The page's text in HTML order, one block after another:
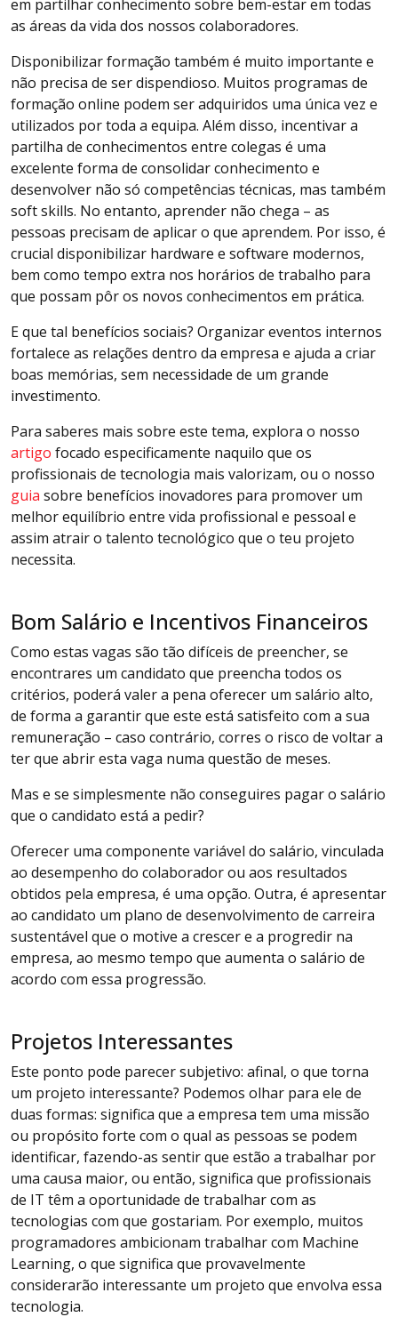
em partilhar conhecimento sobre bem-estar em todas
as áreas da vida dos nossos colaboradores.
Disponibilizar formação também é muito importante e
não precisa de ser dispendioso. Muitos programas de
formação online podem ser adquiridos uma única vez e
utilizados por toda a equipa. Além disso, incentivar a
partilha de conhecimentos entre colegas é uma
excelente forma de consolidar conhecimento e
desenvolver não só competências técnicas, mas também
soft skills. No entanto, aprender não chega – as
pessoas precisam de aplicar o que aprendem. Por isso, é
crucial disponibilizar hardware e software modernos,
bem como tempo extra nos horários de trabalho para
que possam pôr os novos conhecimentos em prática.
E que tal benefícios sociais? Organizar eventos internos
fortalece as relações dentro da empresa e ajuda a criar
boas memórias, sem necessidade de um grande
investimento.
Para saberes mais sobre este tema, explora o nosso
artigo focado especificamente naquilo que os
profissionais de tecnologia mais valorizam, ou o nosso
guia sobre benefícios inovadores para promover um
melhor equilíbrio entre vida profissional e pessoal e
assim atrair o talento tecnológico que o teu projeto
necessita.
Bom Salário e Incentivos Financeiros
Como estas vagas são tão difíceis de preencher, se
encontrares um candidato que preencha todos os
critérios, poderá valer a pena oferecer um salário alto,
de forma a garantir que este está satisfeito com a sua
remuneração – caso contrário, corres o risco de voltar a
ter que abrir esta vaga numa questão de meses.
Mas e se simplesmente não conseguires pagar o salário
que o candidato está a pedir?
Oferecer uma componente variável do salário, vinculada
ao desempenho do colaborador ou aos resultados
obtidos pela empresa, é uma opção. Outra, é apresentar
ao candidato um plano de desenvolvimento de carreira
sustentável que o motive a crescer e a progredir na
empresa, ao mesmo tempo que aumenta o salário de
acordo com essa progressão.
Projetos Interessantes
Este ponto pode parecer subjetivo: afinal, o que torna
um projeto interessante? Podemos olhar para ele de
duas formas: significa que a empresa tem uma missão
ou propósito forte com o qual as pessoas se podem
identificar, fazendo-as sentir que estão a trabalhar por
uma causa maior, ou então, significa que profissionais
de IT têm a oportunidade de trabalhar com as
tecnologias com que gostariam. Por exemplo, muitos
programadores ambicionam trabalhar com Machine
Learning, o que significa que provavelmente
considerarão interessante um projeto que envolva essa
tecnologia.